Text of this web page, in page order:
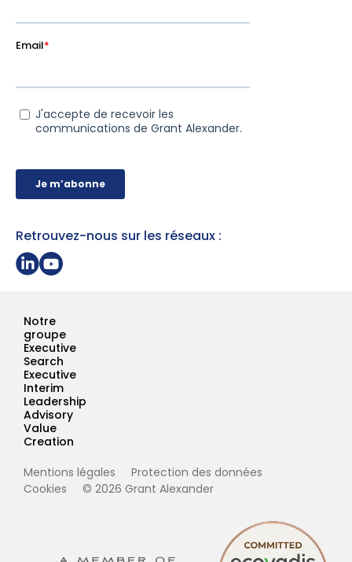
Retrouvez-nous sur les réseaux :
Partager sur Linkedin
Page Youtube Grant Alexander
Notre
groupe
Executive
Search
Executive
Interim
Leadership
Advisory
Value
Creation
Mentions légales
Protection des données
Cookies
© 2026 Grant Alexander